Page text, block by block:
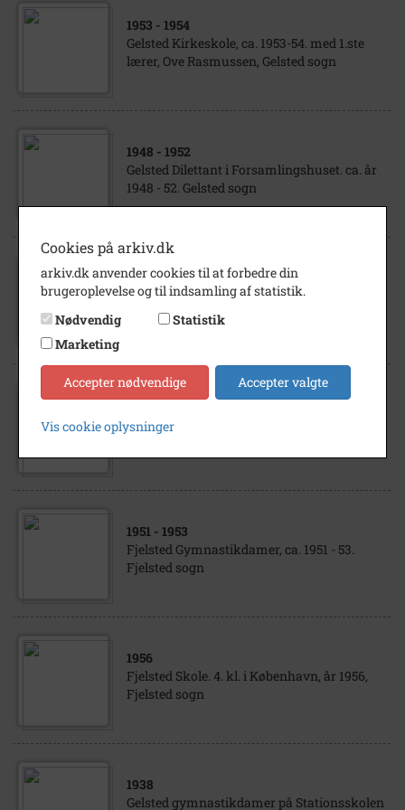
1953 - 1954
Gelsted Kirkeskole, ca. 1953-54. med 1.ste
lærer, Ove Rasmussen, Gelsted sogn
1948 - 1952
Gelsted Dilettant i Forsamlingshuset. ca. år
1948 - 52. Gelsted sogn
1947
Gelsted håndboldpiger og Norske gæster
foran klubhuset, år 1947, Gelsted sogn
1932
Konfirmander, Gelsted Præstegård. 3-4
1951 - 1953
Fjelsted Gymnastikdamer, ca. 1951 - 53.
Fjelsted sogn
1956
Fjelsted Skole. 4. kl. i København, år 1956,
Fjelsted sogn
1938
Gelsted gymnastikdamer på Stationsskolen
Cookies på arkiv.dk
arkiv.dk anvender cookies til at forbedre din
brugeroplevelse og til indsamling af statistik.
Nødvendig
Statistik
Marketing
Accepter nødvendige Accepter valgte
Vis cookie oplysninger